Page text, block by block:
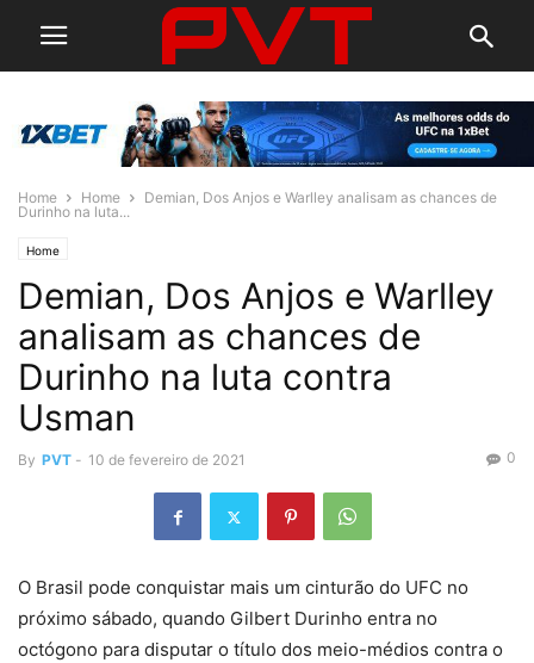
Home Home
Demian, Dos Anjos e Warlley analisam as chances de
Durinho na luta...
Home
Demian, Dos Anjos e Warlley
analisam as chances de
Durinho na luta contra
Usman
By PVT - 10 de fevereiro de 2021 0
O Brasil pode conquistar mais um cinturão do UFC no
próximo sábado, quando Gilbert Durinho entra no
octógono para disputar o título dos meio-médios contra o